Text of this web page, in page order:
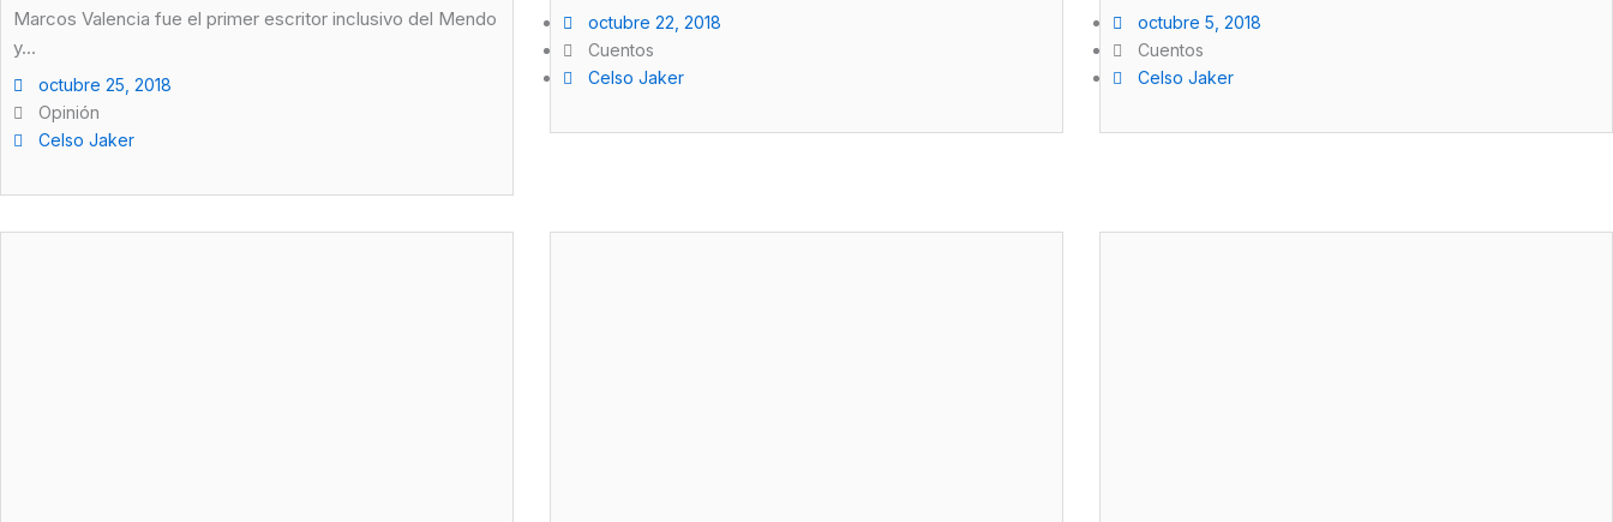
Marcos Valencia fue el primer escritor inclusivo del Mendo
y...
octubre 25, 2018
Opinión
Celso Jaker
octubre 22, 2018
Cuentos
Celso Jaker
octubre 5, 2018
Cuentos
Celso Jaker